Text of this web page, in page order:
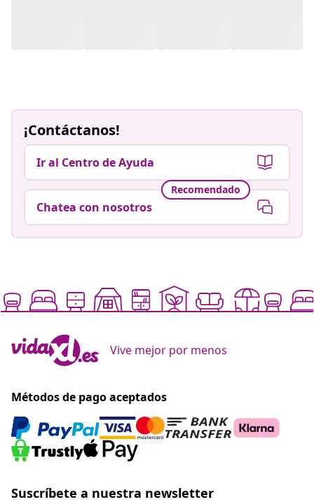
¡Contáctanos!
Ir al Centro de Ayuda
Recomendado
Chatea con nosotros
Vive mejor por menos
Métodos de pago aceptados
Suscríbete a nuestra newsletter